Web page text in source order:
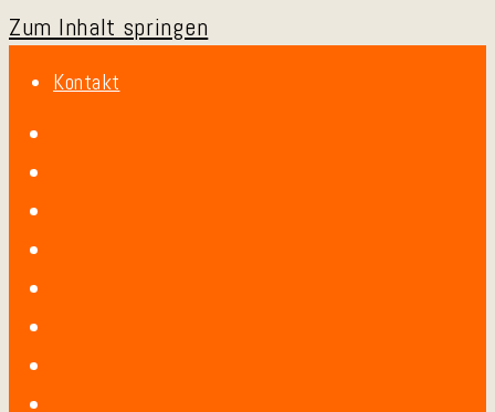
Zum Inhalt springen
Kontakt